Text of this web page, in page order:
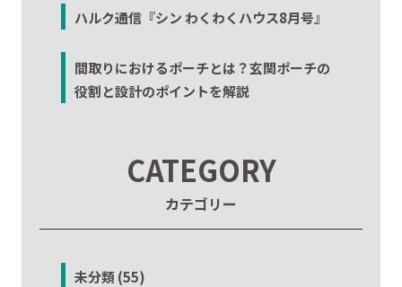
ハルク通信『シン わくわくハウス8月号』
間取りにおけるポーチとは？玄関ポーチの
役割と設計のポイントを解説
CATEGORY
カテゴリー
未分類 (55)